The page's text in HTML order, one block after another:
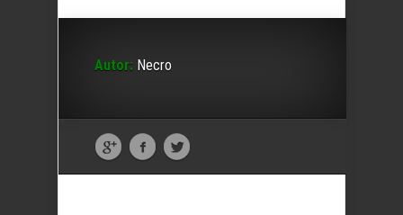
Autor: Necro